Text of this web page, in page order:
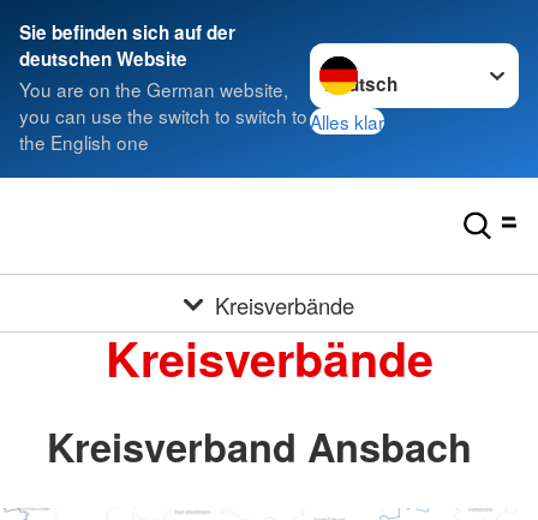
Sie befinden sich auf der
deutschen Website
You are on the German website,
you can use the switch to switch to
the English one
Sprache wechseln zu
Alles klar
Kreisverbände
Kreisverbände
Kreisverband Ansbach